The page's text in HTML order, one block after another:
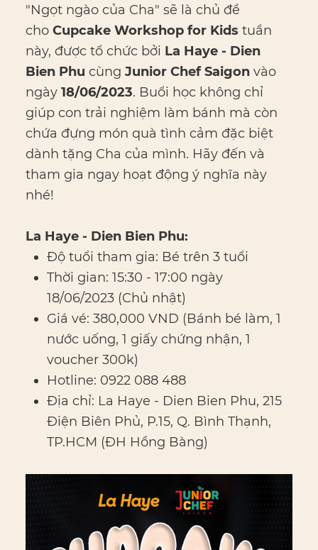
"Ngọt ngào của Cha" sẽ là chủ đề
cho Cupcake Workshop for Kids tuần
này, được tổ chức bởi La Haye - Dien
Bien Phu cùng Junior Chef Saigonvào
ngày 18/06/2023. Buổi học không chỉ
giúp con trải nghiệm làm bánh mà còn
chứa đựng món quà tình cảm đặc biệt
dành tặng Cha của mình. Hãy đến và
tham gia ngay hoạt động ý nghĩa này
nhé!
La Haye - Dien Bien Phu:
Độ tuổi tham gia: Bé trên 3 tuổi
Thời gian: 15:30 - 17:00 ngày
18/06/2023 (Chủ nhật)
Giá vé: 380,000 VND (Bánh bé làm, 1
nước uống, 1 giấy chứng nhận, 1
voucher 300k)
Hotline: 0922 088 488
Địa chỉ: La Haye - Dien Bien Phu, 215
Điện Biên Phủ, P.15, Q. Bình Thạnh,
TP.HCM (ĐH Hồng Bàng)